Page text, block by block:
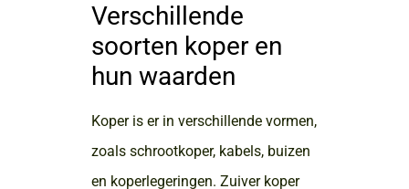
Verschillende
soorten koper en
hun waarden
Koper is er in verschillende vormen,
zoals schrootkoper, kabels, buizen
en koperlegeringen. Zuiver koper